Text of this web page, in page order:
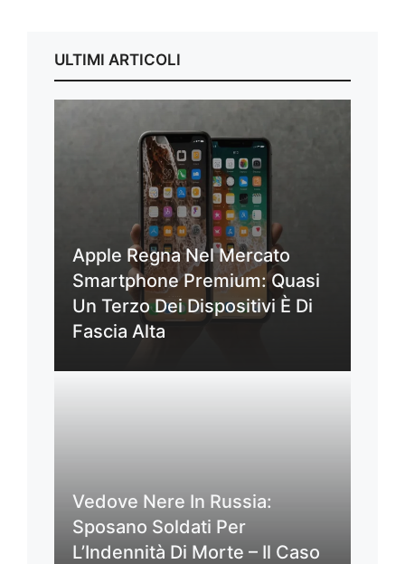
ULTIMI ARTICOLI
Apple Regna Nel Mercato
Smartphone Premium: Quasi
Un Terzo Dei Dispositivi È Di
Fascia Alta
Vedove Nere In Russia:
Sposano Soldati Per
L’Indennità Di Morte – Il Caso